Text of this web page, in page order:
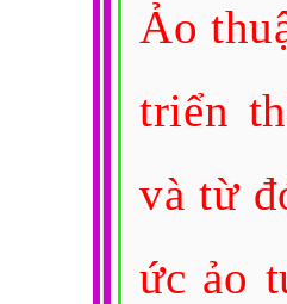
Ảo
triển
và từ
ức ảo